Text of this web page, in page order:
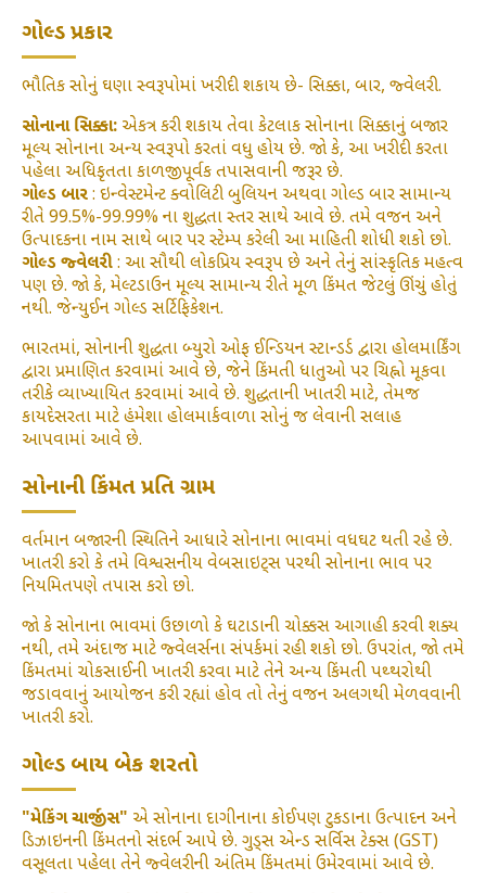
ગોલ્ડ પ્રકાર
ભૌતિક સોનું ઘણા સ્વરૂપોમાં ખરીદી શકાય છે- સિક્કા, બાર, જ્વેલરી.
સોનાના સિક્કા: એકત્ર કરી શકાય તેવા કેટલાક સોનાના સિક્કાનું બજાર
મૂલ્ય સોનાના અન્ય સ્વરૂપો કરતાં વધુ હોય છે. જો કે, આ ખરીદી કરતા
પહેલા અધિકૃતતા કાળજીપૂર્વક તપાસવાની જરૂર છે.
ગોલ્ડ બાર: ઇન્વેસ્ટમેન્ટ ક્વોલિટી બુલિયન અથવા ગોલ્ડ બાર સામાન્ય
રીતે 99.5%-99.99% ના શુદ્ધતા સ્તર સાથે આવે છે. તમે વજન અને
ઉત્પાદકના નામ સાથે બાર પર સ્ટેમ્પ કરેલી આ માહિતી શોધી શકો છો.
ગોલ્ડ જ્વેલરી: આ સૌથી લોકપ્રિય સ્વરૂપ છે અને તેનું સાંસ્કૃતિક મહત્વ
પણ છે. જો કે, મેલ્ટડાઉન મૂલ્ય સામાન્ય રીતે મૂળ કિંમત જેટલું ઊંચું હોતું
નથી. જેન્યુઈન ગોલ્ડ સર્ટિફિકેશન.
ભારતમાં, સોનાની શુદ્ધતા બ્યુરો ઓફ ઈન્ડિયન સ્ટાન્ડર્ડ દ્વારા હોલમાર્કિંગ
દ્વારા પ્રમાણિત કરવામાં આવે છે, જેને કિંમતી ધાતુઓ પર ચિહ્નો મૂકવા
તરીકે વ્યાખ્યાયિત કરવામાં આવે છે. શુદ્ધતાની ખાતરી માટે, તેમજ
કાયદેસરતા માટે હંમેશા હોલમાર્કવાળા સોનું જ લેવાની સલાહ
આપવામાં આવે છે.
સોનાની કિંમત પ્રતિ ગ્રામ
વર્તમાન બજારની સ્થિતિને આધારે સોનાના ભાવમાં વધઘટ થતી રહે છે.
ખાતરી કરો કે તમે વિશ્વસનીય વેબસાઇટ્સ પરથી સોનાના ભાવ પર
નિયમિતપણે તપાસ કરો છો.
જો કે સોનાના ભાવમાં ઉછાળો કે ઘટાડાની ચોક્કસ આગાહી કરવી શક્ય
નથી, તમે અંદાજ માટે જ્વેલર્સના સંપર્કમાં રહી શકો છો. ઉપરાંત, જો તમે
કિંમતમાં ચોકસાઈની ખાતરી કરવા માટે તેને અન્ય કિંમતી પથ્થરોથી
જડાવવાનું આયોજન કરી રહ્યાં હોવ તો તેનું વજન અલગથી મેળવવાની
ખાતરી કરો.
ગોલ્ડ બાય બેક શરતો
"મેકિંગ ચાર્જીસ" એ સોનાના દાગીનાના કોઈપણ ટુકડાના ઉત્પાદન અને
ડિઝાઇનની કિંમતનો સંદર્ભ આપે છે. ગુડ્સ એન્ડ સર્વિસ ટેક્સ (GST)
વસૂલતા પહેલા તેને જ્વેલરીની અંતિમ કિંમતમાં ઉમેરવામાં આવે છે.